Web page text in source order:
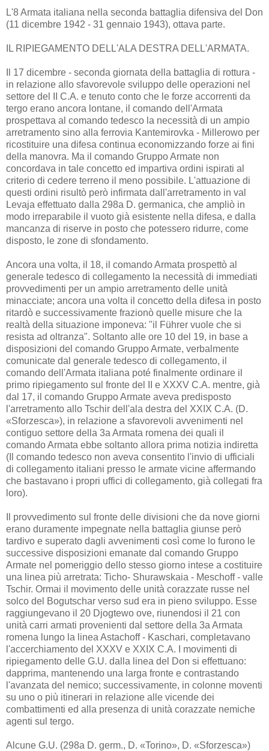
L'8 Armata italiana nella seconda battaglia difensiva del Don
(11 dicembre 1942 - 31 gennaio 1943), ottava parte.
IL RIPIEGAMENTO DELL'ALA DESTRA DELL'ARMATA.
Il 17 dicembre - seconda giornata della battaglia di rottura -
in relazione allo sfavorevole sviluppo delle operazioni nel
settore del II C.A. e tenuto conto che le forze accorrenti da
tergo erano ancora lontane, il comando dell'Armata
prospettava al comando tedesco la necessità di un ampio
arretramento sino alla ferrovia Kantemirovka - Millerowo per
ricostituire una difesa continua economizzando forze ai fini
della manovra. Ma il comando Gruppo Armate non
concordava in tale concetto ed impartiva ordini ispirati al
criterio di cedere terreno il meno possibile. L'attuazione di
questi ordini risultò però infirmata dall'arretramento in val
Levaja effettuato dalla 298a D. germanica, che ampliò in
modo irreparabile il vuoto già esistente nella difesa, e dalla
mancanza di riserve in posto che potessero ridurre, come
disposto, le zone di sfondamento.
Ancora una volta, il 18, il comando Armata prospettò al
generale tedesco di collegamento la necessità di immediati
provvedimenti per un ampio arretramento delle unità
minacciate; ancora una volta il concetto della difesa in posto
ritardò e successivamente frazionò quelle misure che la
realtà della situazione imponeva: "il Führer vuole che si
resista ad oltranza". Soltanto alle ore 10 del 19, in base a
disposizioni del comando Gruppo Armate, verbalmente
comunicate dal generale tedesco di collegamento, il
comando dell'Armata italiana poté finalmente ordinare il
primo ripiegamento sul fronte del II e XXXV C.A. mentre, già
dal 17, il comando Gruppo Armate aveva predisposto
l'arretramento allo Tschir dell'ala destra del XXIX C.A. (D.
«Sforzesca»), in relazione a sfavorevoli avvenimenti nel
contiguo settore della 3a Armata romena dei quali il
comando Armata ebbe soltanto allora prima notizia indiretta
(Il comando tedesco non aveva consentito l'invio di ufficiali
di collegamento italiani presso le armate vicine affermando
che bastavano i propri uffici di collegamento, già collegati fra
loro).
Il provvedimento sul fronte delle divisioni che da nove giorni
erano duramente impegnate nella battaglia giunse però
tardivo e superato dagli avvenimenti così come lo furono le
successive disposizioni emanate dal comando Gruppo
Armate nel pomeriggio dello stesso giorno intese a costituire
una linea più arretrata: Ticho- Shurawskaia - Meschoff - valle
Tschir. Ormai il movimento delle unità corazzate russe nel
solco del Bogutschar verso sud era in pieno sviluppo. Esse
raggiungevano il 20 Djogtewo ove, riunendosi il 21 con
unità carri armati provenienti dal settore della 3a Armata
romena lungo la linea Astachoff - Kaschari, completavano
l'accerchiamento del XXXV e XXIX C.A. I movimenti di
ripiegamento delle G.U. dalla linea del Don si effettuano:
dapprima, mantenendo una larga fronte e contrastando
l'avanzata del nemico; successivamente, in colonne moventi
su uno o più itinerari in relazione alle vicende dei
combattimenti ed alla presenza di unità corazzate nemiche
agenti sul tergo.
Alcune G.U. (298a D. germ., D. «Torino», D. «Sforzesca»)